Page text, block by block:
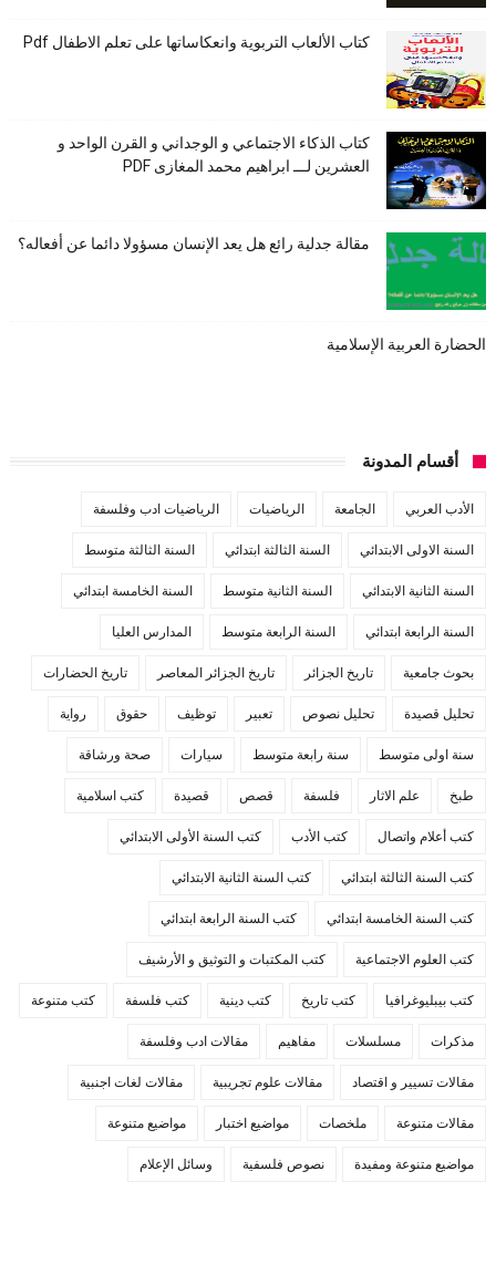
كتاب الألعاب التربوية وانعكاساتها على تعلم الاطفال Pdf
كتاب الذكاء الاجتماعي و الوجداني و القرن الواحد و
العشرين لـــ ابراهيم محمد المغازى PDF
مقالة جدلية رائع هل يعد الإنسان مسؤولا دائما عن أفعاله؟
الحضارة العربية الإسلامية
أقسام المدونة
الأدب العربي الجامعة الرياضيات الرياضيات ادب وفلسفة
السنة الاولى الابتدائي السنة الثالثة ابتدائي السنة الثالثة متوسط
السنة الثانية الابتدائي السنة الثانية متوسط السنة الخامسة ابتدائي
السنة الرابعة ابتدائي السنة الرابعة متوسط المدارس العليا
بحوث جامعية تاريخ الجزائر تاريخ الجزائر المعاصر تاريخ الحضارات
تحليل قصيدة تحليل نصوص تعبير توظيف حقوق رواية
سنة اولى متوسط سنة رابعة متوسط سيارات صحة ورشاقة
طبخ علم الاثار فلسفة قصص قصيدة كتب اسلامية
كتب أعلام واتصال كتب الأدب كتب السنة الأولى الابتدائي
كتب السنة الثالثة ابتدائي كتب السنة الثانية الابتدائي
كتب السنة الخامسة ابتدائي كتب السنة الرابعة ابتدائي
كتب العلوم الاجتماعية كتب المكتبات و التوثيق و الأرشيف
كتب بيبليوغرافيا كتب تاريخ كتب دينية كتب فلسفة كتب متنوعة
مذكرات مسلسلات مفاهيم مقالات ادب وفلسفة
مقالات تسيير و اقتصاد مقالات علوم تجريبية مقالات لغات اجنبية
مقالات متنوعة ملخصات مواضيع اختبار مواضيع متنوعة
مواضيع متنوعة ومفيدة نصوص فلسفية وسائل الإعلام